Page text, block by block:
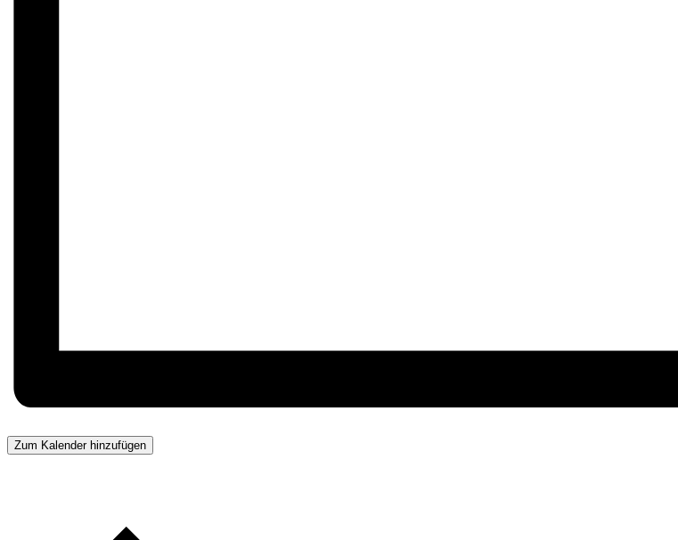
Zum Kalender hinzufügen